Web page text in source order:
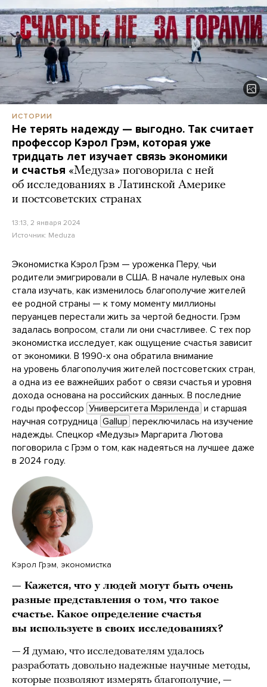
ИСТОРИИ
Не терять надежду — выгодно. Так считает
профессор Кэрол Грэм, которая уже
тридцать лет изучает связь экономики
и счастья «Медуза» поговорила с ней
об исследованиях в Латинской Америке
и постсоветских странах
13:13, 2 января 2024
Источник: Meduza
Экономистка Кэрол Грэм — уроженка Перу, чьи
родители эмигрировали в США. В начале нулевых она
стала изучать, как изменилось благополучие жителей
ее родной страны — к тому моменту миллионы
перуанцев перестали жить за чертой бедности. Грэм
задалась вопросом, стали ли они счастливее. С тех пор
экономистка исследует, как ощущение счастья зависит
от экономики. В 1990-х она обратила внимание
на уровень благополучия жителей постсоветских стран,
а одна из ее важнейших работ о связи счастья и уровня
дохода основана на российских данных. В последние
годы профессор Университета Мэриленда и старшая
научная сотрудница Gallup переключилась на изучение
надежды. Спецкор «Медузы» Маргарита Лютова
поговорила с Грэм о том, как надеяться на лучшее даже
в 2024 году.
Кэрол Грэм, экономистка
— Кажется, что у людей могут быть очень
разные представления о том, что такое
счастье. Какое определение счастья
вы используете в своих исследованиях?
— Я думаю, что исследователям удалось
разработать довольно надежные научные методы,
которые позволяют измерять благополучие, —